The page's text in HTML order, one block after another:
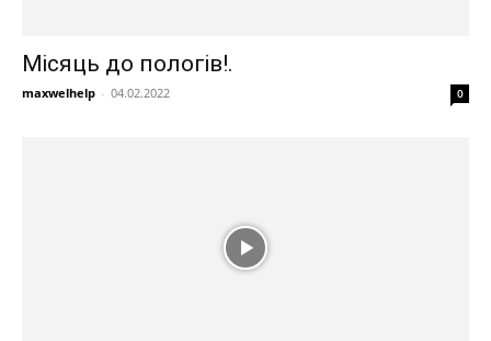
Місяць до пологів!.
maxwelhelp - 04.02.2022 0